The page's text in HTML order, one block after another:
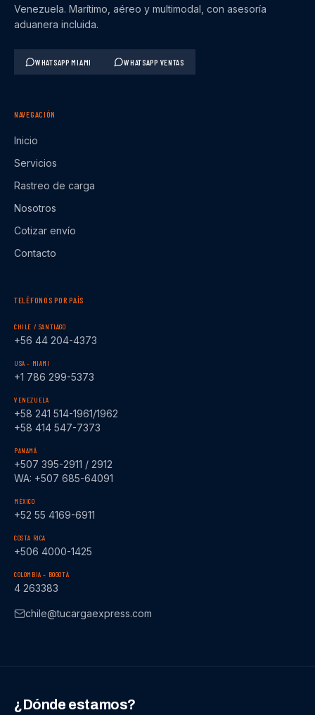
Venezuela. Marítimo, aéreo y multimodal, con asesoría
aduanera incluida.
WHATSAPP MIAMI WHATSAPP VENTAS
NAVEGACIÓN
Inicio
Servicios
Rastreo de carga
Nosotros
Cotizar envío
Contacto
TELÉFONOS POR PAÍS
CHILE / SANTIAGO
+56 44 204-4373
USA – MIAMI
+1 786 299-5373
VENEZUELA
+58 241 514-1961/1962
+58 414 547-7373
PANAMÁ
+507 395-2911 / 2912
WA: +507 685-64091
MÉXICO
+52 55 4169-6911
COSTA RICA
+506 4000-1425
COLOMBIA – BOGOTÁ
4 263383
chile@tucargaexpress.com
¿Dónde estamos?